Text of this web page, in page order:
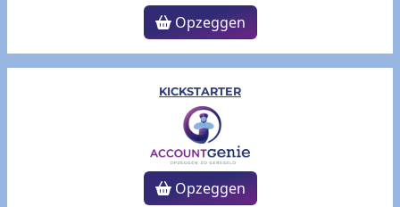
Opzeggen
KICKSTARTER
Opzeggen